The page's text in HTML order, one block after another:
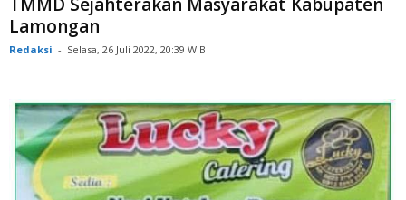
Lamongan
Redaksi - Selasa, 26 Juli 2022, 20:39 WIB